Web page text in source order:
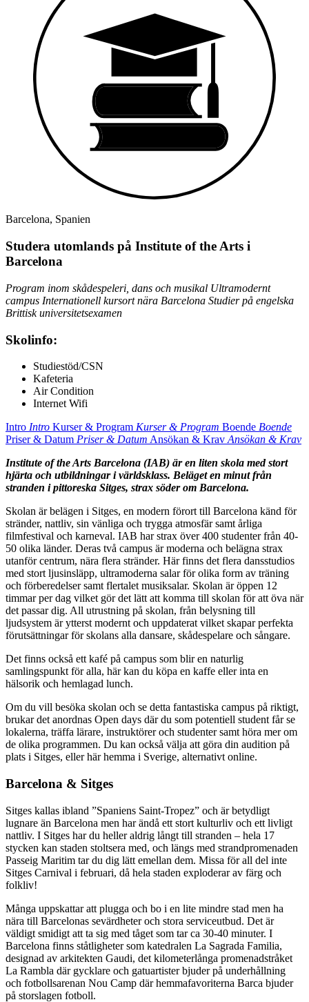
Barcelona, Spanien
Studera utomlands på Institute of the Arts i
Barcelona
Program inom skådespeleri, dans och musikal Ultramodernt
campus Internationell kursort nära Barcelona Studier på engelska
Brittisk universitetsexamen
Skolinfo:
Studiestöd/CSN
Kafeteria
Air Condition
Internet Wifi
Intro Intro Kurser & Program Kurser & Program Boende Boende
Priser & Datum Priser & Datum Ansökan & Krav Ansökan & Krav
Institute of the Arts Barcelona (IAB) är en liten skola med stort
hjärta och utbildningar i världsklass. Beläget en minut från
stranden i pittoreska Sitges, strax söder om Barcelona.
Skolan är belägen i Sitges, en modern förort till Barcelona känd för
stränder, nattliv, sin vänliga och trygga atmosfär samt årliga
filmfestival och karneval. IAB har strax över 400 studenter från 40-
50 olika länder. Deras två campus är moderna och belägna strax
utanför centrum, nära flera stränder. Här finns det flera dansstudios
med stort ljusinsläpp, ultramoderna salar för olika form av träning
och förberedelser samt flertalet musiksalar. Skolan är öppen 12
timmar per dag vilket gör det lätt att komma till skolan för att öva när
det passar dig. All utrustning på skolan, från belysning till
ljudsystem är ytterst modernt och uppdaterat vilket skapar perfekta
förutsättningar för skolans alla dansare, skådespelare och sångare.
Det finns också ett kafé på campus som blir en naturlig
samlingspunkt för alla, här kan du köpa en kaffe eller inta en
hälsorik och hemlagad lunch.
Om du vill besöka skolan och se detta fantastiska campus på riktigt,
brukar det anordnas Open days där du som potentiell student får se
lokalerna, träffa lärare, instruktörer och studenter samt höra mer om
de olika programmen. Du kan också välja att göra din audition på
plats i Sitges, eller här hemma i Sverige, alternativt online.
Barcelona & Sitges
Sitges kallas ibland ”Spaniens Saint-Tropez” och är betydligt
lugnare än Barcelona men har ändå ett stort kulturliv och ett livligt
nattliv. I Sitges har du heller aldrig långt till stranden – hela 17
stycken kan staden stoltsera med, och längs med strandpromenaden
Passeig Maritim tar du dig lätt emellan dem. Missa för all del inte
Sitges Carnival i februari, då hela staden exploderar av färg och
folkliv!
Många uppskattar att plugga och bo i en lite mindre stad men ha
nära till Barcelonas sevärdheter och stora serviceutbud. Det är
väldigt smidigt att ta sig med tåget som tar ca 30-40 minuter. I
Barcelona finns ståtligheter som katedralen La Sagrada Familia,
designad av arkitekten Gaudi, det kilometerlånga promenadstråket
La Rambla där gycklare och gatuartister bjuder på underhållning
och fotbollsarenan Nou Camp där hemmafavoriterna Barca bjuder
på storslagen fotboll.